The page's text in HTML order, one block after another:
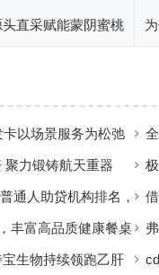
直采赋能蒙阴蜜桃
卡以场景服务为松弛
聚力锻铸航天重器
通人助贷机构排名，
丰富高品质健康餐桌
宝生物持续领跑乙肝